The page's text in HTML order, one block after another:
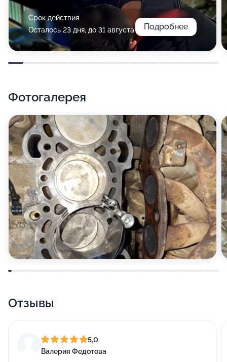
Срок действия
Осталось 23 дня, до 31 августа
Подробнее
Фотогалерея
Отзывы
5,0
Валерия Федотова